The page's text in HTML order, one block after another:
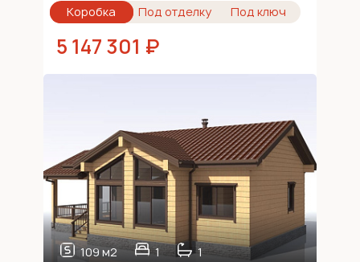
Коробка Под отделку Под ключ
5 147 301 ₽
109 м2 1 1